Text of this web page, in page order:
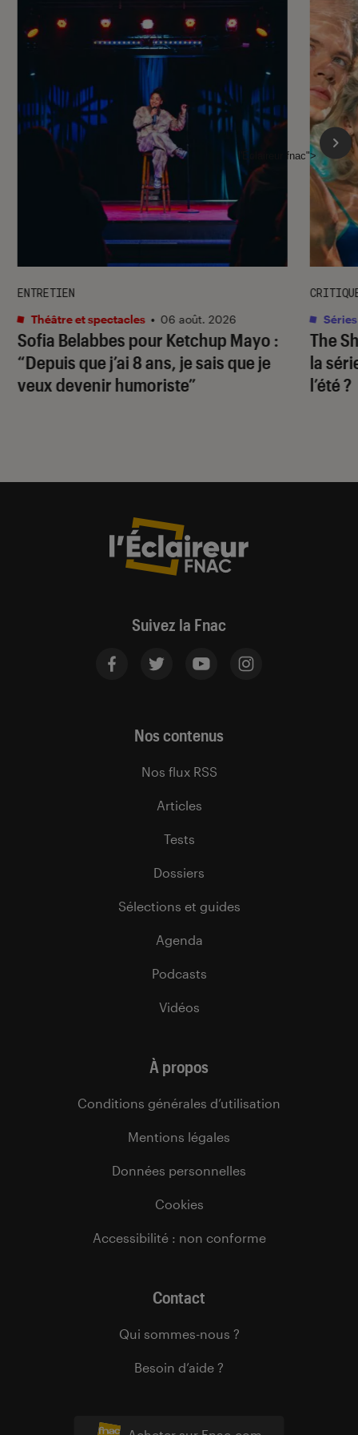
Sofia Belabbes pour Ketchup Mayo :
“Depuis que j’ai 8 ans, je sais que je
veux devenir humoriste”
ENTRETIEN
Théâtre et spectacles • 06 août. 2026
The
la
l’été ?
Séries
l'Éclaireur fnac">
Suivez la Fnac
Nos contenus
Nos flux RSS
Articles
Tests
Dossiers
Sélections et guides
Agenda
Podcasts
Vidéos
À propos
Conditions générales d’utilisation
Mentions légales
Données personnelles
Cookies
Accessibilité : non conforme
Contact
Qui sommes-nous ?
Besoin d’aide ?